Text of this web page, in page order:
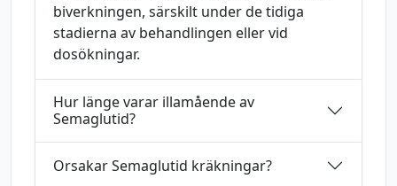
biverkningen, särskilt under de tidiga
stadierna av behandlingen eller vid
dosökningar.
Hur länge varar illamående av
Semaglutid?
Orsakar Semaglutid kräkningar?